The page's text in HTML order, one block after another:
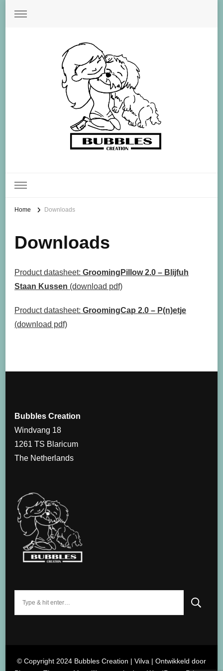
Home Downloads
Downloads
Product datasheet: GroomingPillow 2.0 – Blijfuh
Staan Kussen (download pdf)
Product datasheet: GroomingCap 2.0 – P(n)etje
(download pdf)
Bubbles Creation
Windvang 18
1261 TS Blaricum
The Netherlands
© Copyright 2024 Bubbles Creation | Vilva | Ontwikkeld door